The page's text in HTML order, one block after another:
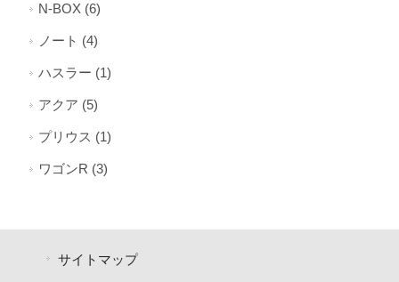
N-BOX (6)
ノート (4)
ハスラー (1)
アクア (5)
プリウス (1)
ワゴンR (3)
サイトマップ